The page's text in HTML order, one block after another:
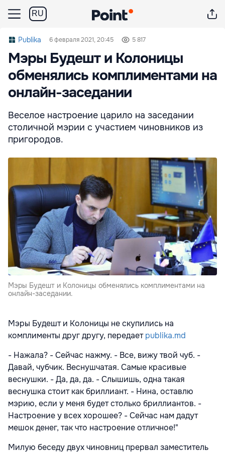
RU
Publika 6 февраля 2021, 20:45 5 817
Мэры Будешт и Колоницы
обменялись комплиментами на
онлайн-заседании
Веселое настроение царило на заседании
столичной мэрии с участием чиновников из
пригородов.
Мэры Будешт и Колоницы обменялись комплиментами на
онлайн-заседании.
Мэры Будешт и Колоницы не скупились на
комплименты друг другу, передаетpublika.md
- Нажала? - Сейчас нажму. - Все, вижу твой чуб. -
Давай, чубчик. Веснушчатая. Самые красивые
веснушки. - Да, да, да. - Слышишь, одна такая
веснушка стоит как бриллиант. - Нина, оставлю
мэрию, если у меня будет столько бриллиантов. -
Настроение у всех хорошее? - Сейчас нам дадут
мешок денег, так что настроение отличное!"
Милую беседу двух чиновниц прервал заместитель